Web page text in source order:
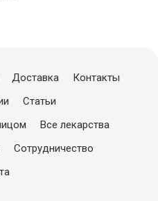
Доставка
Контакты
Статьи
Все лекарства
Сотрудничество